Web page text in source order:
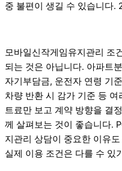
중 불편이 생길 수 있습니다.
모바일신작게임유지관리 조
되는 것은 아닙니다. 아파트
자기부담금, 운전자 연령 기
차량 반환 시 감가 기준 등
트료만 보고 계약 방향을 결
께 살펴보는 것이 좋습니다.
지관리 상담이 중요한 이유
실제 이용 조건은 다를 수 있